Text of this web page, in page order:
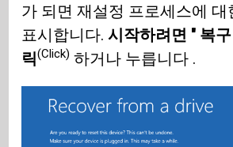
가 되면 재설정 프로세스에 대
표시합니다.시작하려면 " 복
릭(Click) 하거나 누릅니다 .